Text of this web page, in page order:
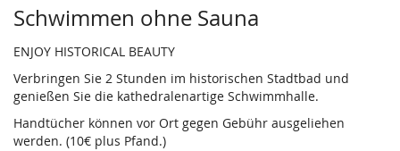
Produkte
Schwimmen ohne Sauna
ENJOY HISTORICAL BEAUTY
Verbringen Sie 2 Stunden im historischen Stadtbad und
genießen Sie die kathedralenartige Schwimmhalle.
Handtücher können vor Ort gegen Gebühr ausgeliehen
werden. (10€ plus Pfand.)